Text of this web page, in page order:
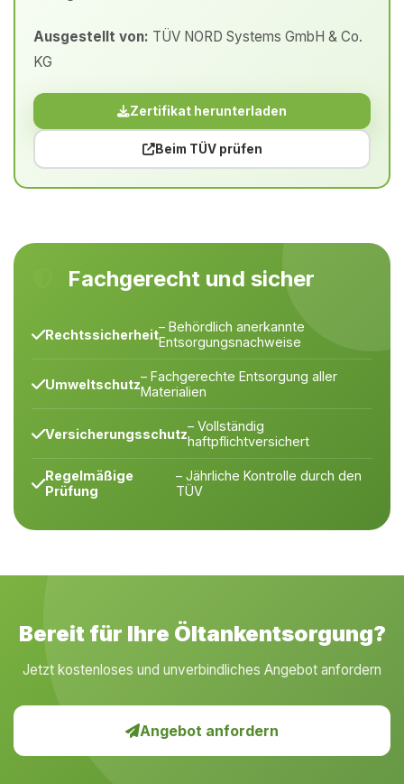
Ausgestellt von: TÜV NORD Systems GmbH & Co.
KG
Zertifikat herunterladen
Beim TÜV prüfen
Fachgerecht und sicher
Rechtssicherheit– Behördlich anerkannte
Entsorgungsnachweise
Umweltschutz– Fachgerechte Entsorgung aller
Materialien
Versicherungsschutz– Vollständig
haftpflichtversichert
Regelmäßige
Prüfung
– Jährliche Kontrolle durch den
TÜV
Bereit für Ihre Öltankentsorgung?
Jetzt kostenloses und unverbindliches Angebot anfordern
Angebot anfordern